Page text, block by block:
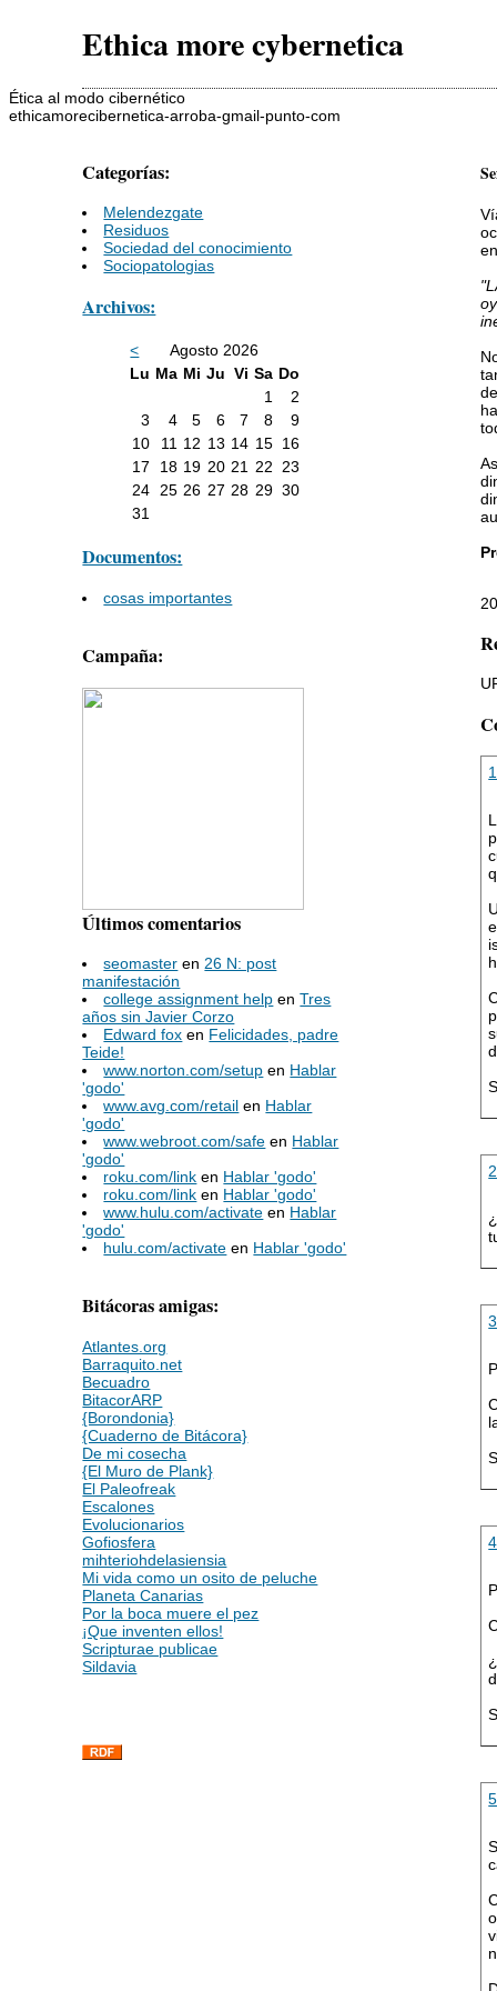
Ethica more cybernetica
Ética al modo cibernético
ethicamorecibernetica-arroba-gmail-punto-com
Categorías:
Melendezgate
Residuos
Sociedad del conocimiento
Sociopatologias
Archivos:
<
Agosto 2026
Lu Ma Mi Ju Vi Sa Do
1
2
3
4 5 6 7 8
9
10
11 12 13 14 15 16
17
18 19 20 21 22
23
24
25 26 27 28 29 30
31
Documentos:
cosas importantes
Campaña:
Últimos comentarios
seomaster en 26 N: post
manifestación
college assignment help enTres
años sin Javier Corzo
Edward fox en Felicidades, padre
Teide!
www.norton.com/setup en Hablar
'godo'
www.avg.com/retail en Hablar
'godo'
www.webroot.com/safe en Hablar
'godo'
roku.com/link en Hablar 'godo'
roku.com/link en Hablar 'godo'
www.hulu.com/activate en Hablar
'godo'
hulu.com/activate en Hablar 'godo'
Bitácoras amigas:
Atlantes.org
Barraquito.net
Becuadro
BitacorARP
{Borondonia}
{Cuaderno de Bitácora}
De mi cosecha
{El Muro de Plank}
El Paleofreak
Escalones
Evolucionarios
Gofiosfera
mihteriohdelasiensia
Mi vida como un osito de peluche
Planeta Canarias
Por la boca muere el pez
¡Que inventen ellos!
Scripturae publicae
Sildavia
1
2
3
4
5